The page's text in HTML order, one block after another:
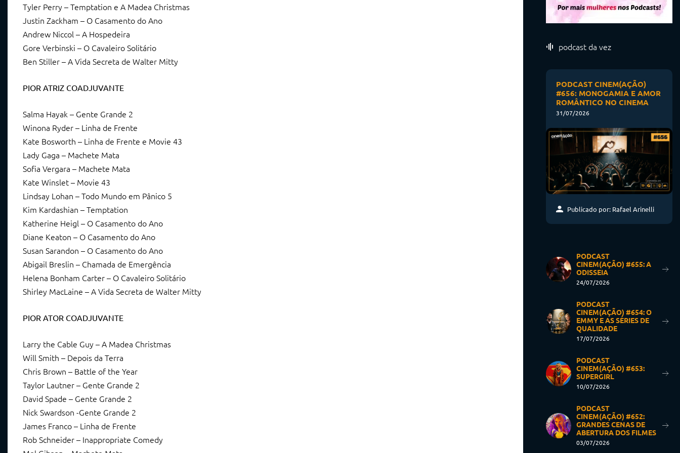
Tyler Perry – Temptation e A Madea Christmas
Justin Zackham – O Casamento do Ano
Andrew Niccol – A Hospedeira
Gore Verbinski – O Cavaleiro Solitário
Ben Stiller – A Vida Secreta de Walter Mitty
PIOR ATRIZ COADJUVANTE
Salma Hayak – Gente Grande 2
Winona Ryder – Linha de Frente
Kate Bosworth – Linha de Frente e Movie 43
Lady Gaga – Machete Mata
Sofia Vergara – Machete Mata
Kate Winslet – Movie 43
Lindsay Lohan – Todo Mundo em Pânico 5
Kim Kardashian – Temptation
Katherine Heigl – O Casamento do Ano
Diane Keaton – O Casamento do Ano
Susan Sarandon – O Casamento do Ano
Abigail Breslin – Chamada de Emergência
Helena Bonham Carter – O Cavaleiro Solitário
Shirley MacLaine – A Vida Secreta de Walter Mitty
PIOR ATOR COADJUVANTE
Larry the Cable Guy – A Madea Christmas
Will Smith – Depois da Terra
Chris Brown – Battle of the Year
Taylor Lautner – Gente Grande 2
David Spade – Gente Grande 2
Nick Swardson -Gente Grande 2
James Franco – Linha de Frente
Rob Schneider – Inappropriate Comedy
podcast da vez
PODCAST CINEM(AÇÃO)
#656: MONOGAMIA E AMOR
ROMÂNTICO NO CINEMA
31/07/2026
Publicado por: Rafael Arinelli
PODCAST
CINEM(AÇÃO) #655: A
ODISSEIA
24/07/2026
PODCAST
CINEM(AÇÃO) #654: O
EMMY E AS SÉRIES DE
QUALIDADE
17/07/2026
PODCAST
CINEM(AÇÃO) #653:
SUPERGIRL
10/07/2026
PODCAST
CINEM(AÇÃO) #652:
GRANDES CENAS DE
ABERTURA DOS FILMES
03/07/2026